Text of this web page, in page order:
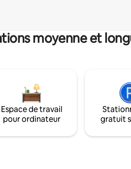
moyenne et
Espace de travail
pour ordinateur
gratuit